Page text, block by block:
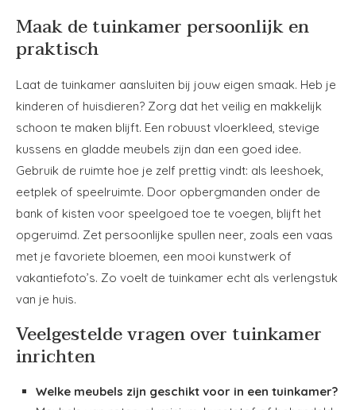
Maak de tuinkamer persoonlijk en
praktisch
Laat de tuinkamer aansluiten bij jouw eigen smaak. Heb je
kinderen of huisdieren? Zorg dat het veilig en makkelijk
schoon te maken blijft. Een robuust vloerkleed, stevige
kussens en gladde meubels zijn dan een goed idee.
Gebruik de ruimte hoe je zelf prettig vindt: als leeshoek,
eetplek of speelruimte. Door opbergmanden onder de
bank of kisten voor speelgoed toe te voegen, blijft het
opgeruimd. Zet persoonlijke spullen neer, zoals een vaas
met je favoriete bloemen, een mooi kunstwerk of
vakantiefoto’s. Zo voelt de tuinkamer echt als verlengstuk
van je huis.
Veelgestelde vragen over tuinkamer
inrichten
Welke meubels zijn geschikt voor in een tuinkamer?